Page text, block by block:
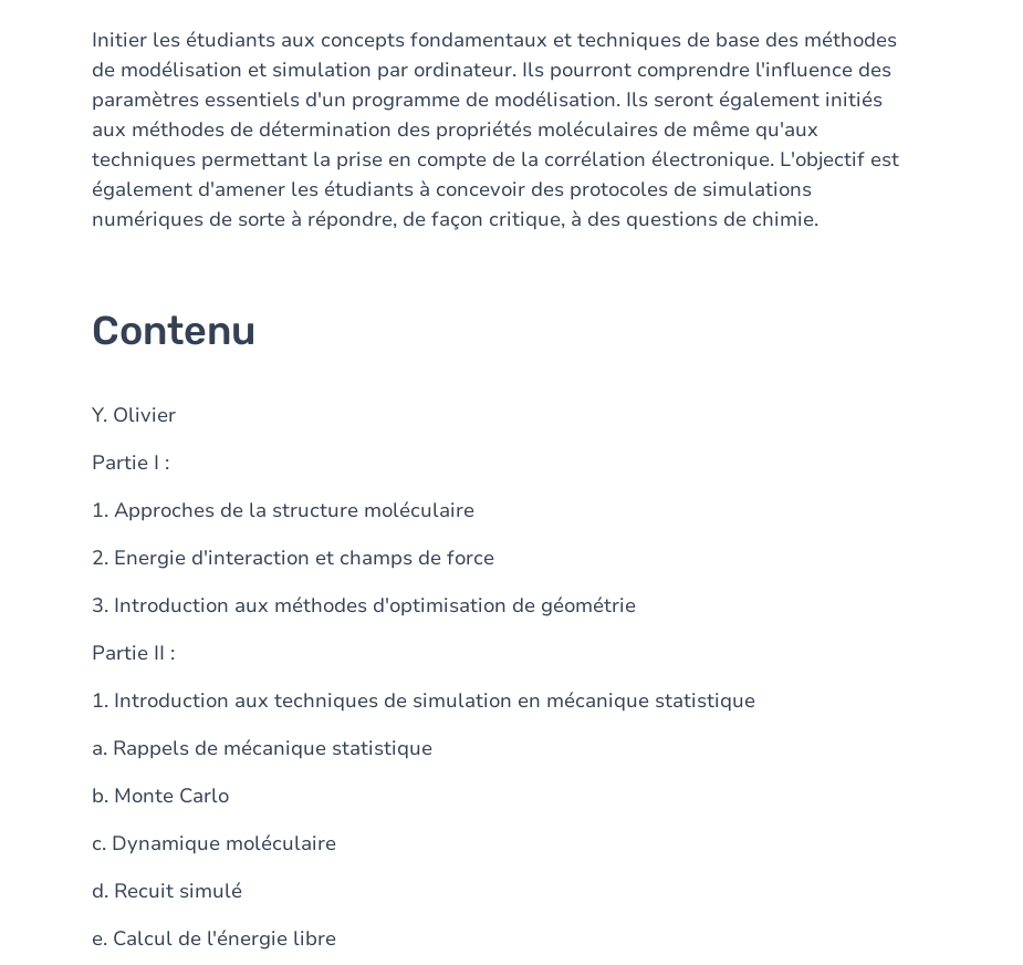
Initier les étudiants aux concepts fondamentaux et techniques de base des méthodes
de modélisation et simulation par ordinateur. Ils pourront comprendre l'influence des
paramètres essentiels d'un programme de modélisation. Ils seront également initiés
aux méthodes de détermination des propriétés moléculaires de même qu'aux
techniques permettant la prise en compte de la corrélation électronique. L'objectif est
également d'amener les étudiants à concevoir des protocoles de simulations
numériques de sorte à répondre, de façon critique, à des questions de chimie.
Contenu
Y. Olivier
Partie I :
1. Approches de la structure moléculaire
2. Energie d'interaction et champs de force
3. Introduction aux méthodes d'optimisation de géométrie
Partie II :
1. Introduction aux techniques de simulation en mécanique statistique
a. Rappels de mécanique statistique
b. Monte Carlo
c. Dynamique moléculaire
d. Recuit simulé
e. Calcul de l'énergie libre